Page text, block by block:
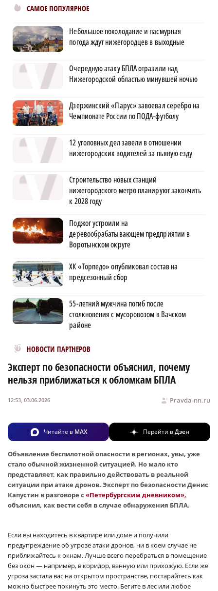
САМОЕ ПОПУЛЯРНОЕ
Небольшое похолодание и пасмурная
погода ждут нижегородцев в выходные
Очередную атаку БПЛА отразили над
Нижегородской областью минувшей ночью
Дзержинский «Парус» завоевал серебро на
Чемпионате России по ПОДА-футболу
12 уголовных дел завели в отношении
нижегородских водителей за пьяную езду
Строительство новых станций
нижегородского метро планируют закончить
к 2028 году
Поджог устроили на
деревообрабатывающем предприятии в
Воротынском округе
ХК «Торпедо» опубликовал состав на
предсезонный сбор
55-летний мужчина погиб после
столкновения с мусоровозом в Вачском
районе
НОВОСТИ ПАРТНЕРОВ
Новости МирТесен
Эксперт по безопасности объяснил, почему
нельзя приближаться к обломкам БПЛА
Pravda-nn.ru
12:53, 03.06.2026
Читайте в MAX Перейти вДзен
Объявление беспилотной опасности в регионах, увы, уже
стало обычной жизненной ситуацией. Но мало кто
представляет, как правильно действовать в реальной
ситуации при атаке дронов. Эксперт по безопасности Денис
Капустин в разговоре с «Петербургским дневником»,
объяснил, как вести себя в случае обнаружения БПЛА.
Если вы находитесь в квартире или доме и получили
предупреждение об угрозе атаки дронов, ни в коем случае не
приближайтесь к окнам. Лучше всего перебраться в помещение
без окон — например, в коридор, ванную или прихожую. Если же
угроза застала вас на открытом пространстве, постарайтесь как
можно быстрее покинуть это место. Бегите в лес или любое